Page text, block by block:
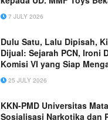
7 JULY 2026
Dulu Satu, Lalu Dipisah,
Dijual: Sejarah PCN, Ironi
Komisi VI yang Siap
25 JULY 2026
KKN-PMD Universitas
Sosialisasi Narkotika dan